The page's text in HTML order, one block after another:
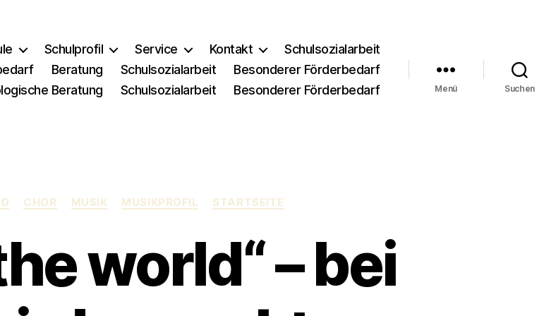
Schulprofil Service Kontakt
Schulsozialarbeit
Beratung Schulsozialarbeit
Besonderer Förderbedarf
Beratung
Schulsozialarbeit Besonderer Förderbedarf Menü Suchen
Kategorien
CHOR MUSIK MUSIKPROFIL STARTSEITE
world“ – bei